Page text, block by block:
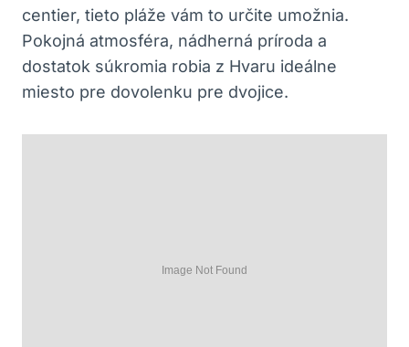
centier, tieto pláže vám to určite umožnia.
Pokojná atmosféra, nádherná príroda a
dostatok súkromia robia z Hvaru ideálne
miesto pre dovolenku pre dvojice.